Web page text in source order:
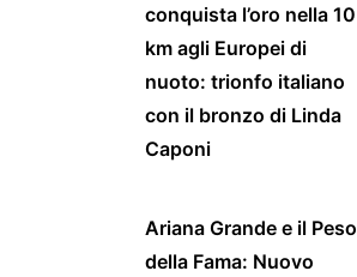
conquista l’oro nella 10
km agli Europei di
nuoto: trionfo italiano
con il bronzo di Linda
Caponi
Ariana Grande e il Peso
della Fama: Nuovo